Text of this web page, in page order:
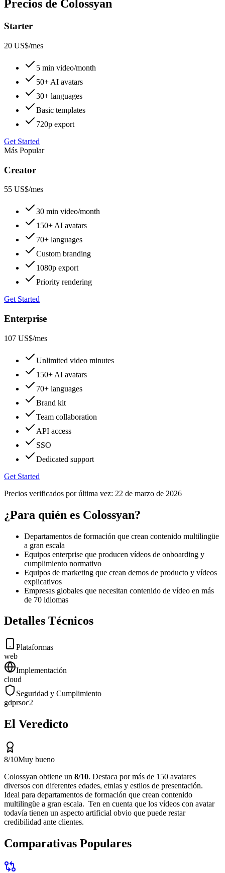
Precios de Colossyan
Starter
20 US$/mes
5 min video/month
50+ AI avatars
30+ languages
Basic templates
720p export
Get Started
Más Popular
Creator
55 US$/mes
30 min video/month
150+ AI avatars
70+ languages
Custom branding
1080p export
Priority rendering
Get Started
Enterprise
107 US$/mes
Unlimited video minutes
150+ AI avatars
70+ languages
Brand kit
Team collaboration
API access
SSO
Dedicated support
Get Started
Precios verificados por última vez: 22 de marzo de 2026
¿Para quién es Colossyan?
Departamentos de formación que crean contenido multilingüe
a gran escala
Equipos enterprise que producen vídeos de onboarding y
cumplimiento normativo
Equipos de marketing que crean demos de producto y vídeos
explicativos
Empresas globales que necesitan contenido de vídeo en más
de 70 idiomas
Detalles Técnicos
Plataformas
web
Implementación
cloud
Seguridad y Cumplimiento
gdprsoc2
El Veredicto
8/10Muy bueno
Colossyan obtiene un 8/10. Destaca pormás de 150 avatares
diversos con diferentes edades, etnias y estilos de presentación.
Ideal para departamentos de formación que crean contenido
multilingüe a gran escala. Ten en cuenta que los vídeos con avatar
todavía tienen un aspecto artificial obvio que puede restar
credibilidad ante clientes.
Comparativas Populares